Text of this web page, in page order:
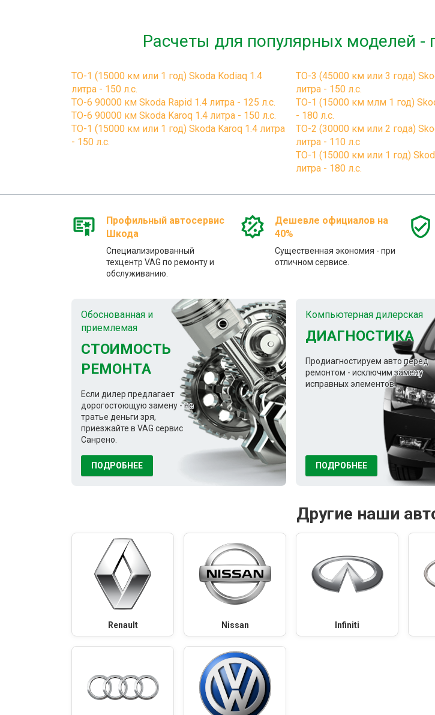
Расчеты для популярных моделей -
ТО-1 (15000 км или 1 год) Skoda Kodiaq 1.4
литра - 150 л.с.
ТО-6 90000 км Skoda Rapid 1.4 литра - 125 л.с.
ТО-6 90000 км Skoda Karoq 1.4 литра - 150 л.с.
ТО-1 (15000 км или 1 год) Skoda Karoq 1.4 литра
- 150 л.с.
ТО-3 (45000 км или 3 года)
литра - 150 л.с.
ТО-1 (15000 км млм 1 год)
- 180 л.с.
ТО-2 (30000 км или 2 года)
литра - 110 л.с
ТО-1 (15000 км или 1 год)
литра - 180 л.с.
Профильный автосервис
Шкода
Специализированный
техцентр VAG по ремонту и
обслуживанию.
Дешевле официалов на
40%
Существенная экономия - при
отличном сервисе.
Обоснованная и
приемлемая
СТОИМОСТЬ
РЕМОНТА
Если дилер предлагает
дорогостоющую замену - не
тратье деньги зря,
приезжайте в VAG сервис
Санрено.
ПОДРОБНЕЕ
Компьютерная дилерская
ДИАГНОСТИКА
Продиагностируем авто перед
ремонтом - исключим замену
исправных элементов.
ПОДРОБНЕЕ
Другие наши
Renault Nissan Infiniti